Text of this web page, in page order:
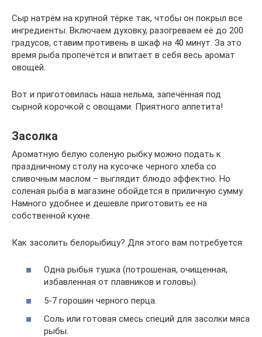
Сыр натрём на крупной тёрке так, чтобы он покрыл все
ингредиенты. Включаем духовку, разогреваем её до 200
градусов, ставим противень в шкаф на 40 минут. За это
время рыба пропечётся и впитает в себя весь аромат
овощей.
Вот и приготовилась наша нельма, запечённая под
сырной корочкой с овощами. Приятного аппетита!
Засолка
Ароматную белую соленую рыбку можно подать к
праздничному столу на кусочке черного хлеба со
сливочным маслом – выглядит блюдо эффектно. Но
соленая рыба в магазине обойдется в приличную сумму.
Намного удобнее и дешевле приготовить ее на
собственной кухне.
Как засолить белорыбицу? Для этого вам потребуется:
Одна рыбья тушка (потрошеная, очищенная,
избавленная от плавников и головы).
5-7 горошин черного перца.
Соль или готовая смесь специй для засолки мяса
рыбы.